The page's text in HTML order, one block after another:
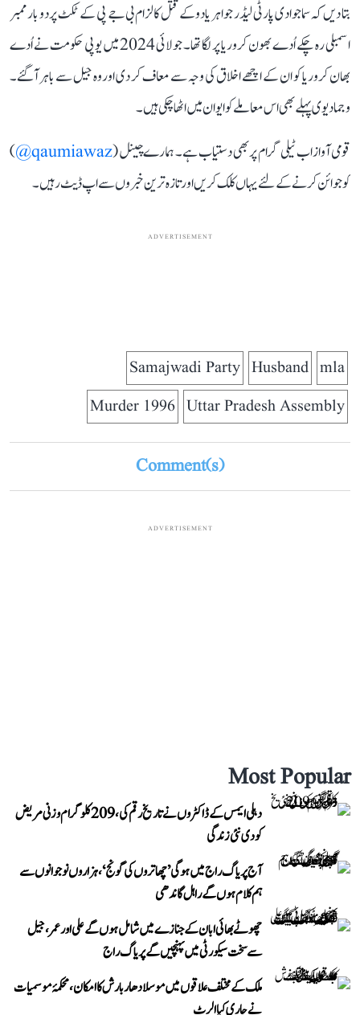
بتا دیں کہ سماجوادی پارٹی لیڈر جواہر یادو کے قتل کالزام بی جے پی کے ٹکٹ پر دو بار ممبر
اسمبلی رہ چکے اُدے بھون کروریا پر لگا تھا۔ جولائی 2024 میں یوپی حکومت نے اُدے
بھان کروریا کو ان کے اچھے اخلاق کی وجہ سے معاف کر دی اوروہ جیل سے باہر آگئے۔
وجما دیوی پہلے بھی اس معاملے کو ایوان میں اٹھا چکی ہیں۔
قومی آواز اب ٹیلی گرام پر بھی دستیاب ہے۔ ہمارے چینل (qaumiawaz@
)
کو جوائن کرنے کے لئے یہاں کلک کریں اور تازہ ترین خبروں سے اپ ڈیٹ رہیں۔
ADVERTISEMENT
mla
Husband
Samajwadi Party
Uttar Pradesh Assembly
1996 Murder
Comment(s)
ADVERTISEMENT
Most Popular
دہلی ایمس کے ڈاکٹروں نے تاریخ رقم کی، 209 کلوگرام وزنی مریض
کو دی نئی زندگی
آج پریاگ راج میں ہوگی ’چھاتروں کی گونج‘، ہزاروں نوجوانوں سے
ہم کلام ہوں گے راہل گاندھی
چھوٹے بھائی ابان کے جنازے میں شامل ہوں گے علی اور عمر، جیل
سے سخت سیکورٹی میں پہنچیں گے پریاگ راج
ملک کے مختلف علاقوں میں موسلادھار بارش کا امکان، محکمۂ موسمیات
نے جاری کیا الرٹ